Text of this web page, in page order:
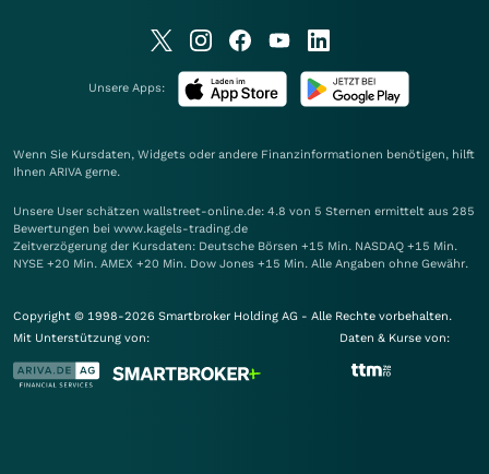
Unsere Apps:
Wenn Sie Kursdaten, Widgets oder andere Finanzinformationen benötigen, hilft
Ihnen ARIVA gerne.
Unsere User schätzen wallstreet-online.de: 4.8 von 5 Sternen ermittelt aus 285
Bewertungen bei www.kagels-trading.de
Zeitverzögerung der Kursdaten: Deutsche Börsen +15 Min. NASDAQ +15 Min.
NYSE +20 Min. AMEX +20 Min. Dow Jones +15 Min. Alle Angaben ohne Gewähr.
Copyright © 1998-2026 Smartbroker Holding AG - Alle Rechte vorbehalten.
Mit Unterstützung von:
Daten & Kurse von: